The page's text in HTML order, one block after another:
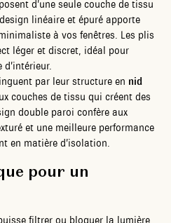
d’une seule couche de tissu
linéaire et épuré apporte
à vos fenêtres. Les plis
léger et discret, idéal pour
par leur structure en nid
couches de tissu qui créent des
double paroi confère aux
et une meilleure performance
en matière d’isolation.
pour un
filtrer ou bloquer la lumière